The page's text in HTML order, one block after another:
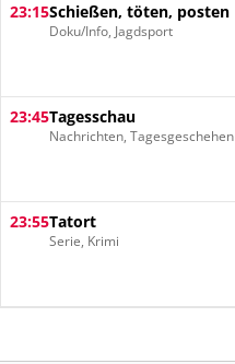
23:15Schießen, töten, posten
Doku/Info, Jagdsport
23:45Tagesschau
Nachrichten, Tagesgeschehen
23:55Tatort
Serie, Krimi